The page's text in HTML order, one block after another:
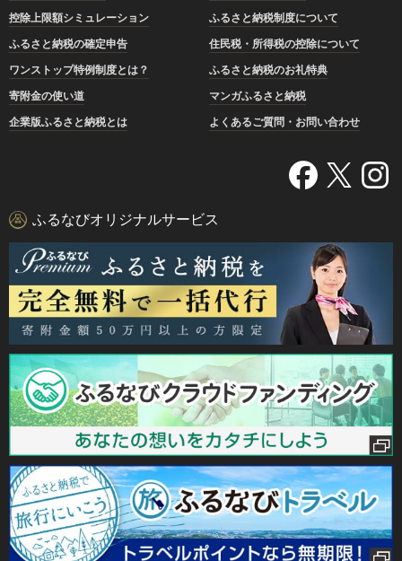
控除上限額シミュレーション
ふるさと納税制度について
ふるさと納税の確定申告
住民税・所得税の控除について
ワンストップ特例制度とは？
ふるさと納税のお礼特典
寄附金の使い道
マンガふるさと納税
企業版ふるさと納税とは
よくあるご質問・お問い合わせ
ふるなびオリジナルサービス